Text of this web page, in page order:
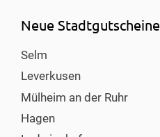
Neue Stadtgutscheine
Selm
Leverkusen
Mülheim an der Ruhr
Hagen